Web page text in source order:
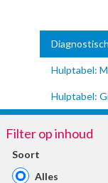
Hulptabel:
Hulptabel:
Filter op inhoud
Soort
Alles